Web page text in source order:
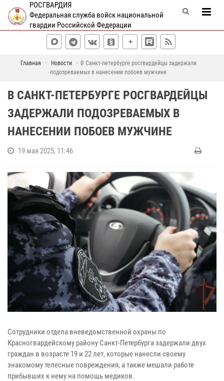
РОСГВАРДИЯ
Федеральная служба войск национальной
гвардии Российской Федерации
Главная Новости
В Санкт-петербурге росгвардейцы задержали
подозреваемых в нанесении побоев мужчине
В САНКТ-ПЕТЕРБУРГЕ РОСГВАРДЕЙЦЫ
ЗАДЕРЖАЛИ ПОДОЗРЕВАЕМЫХ В
НАНЕСЕНИИ ПОБОЕВ МУЖЧИНЕ
19 мая 2025, 11:46
Сотрудники отдела вневедомственной охраны по
Красногвардейскому району Санкт-Петербурга задержали двух
граждан в возрасте 19 и 22 лет, которые нанесли своему
знакомому телесные повреждения, а также мешали работе
прибывших к нему на помощь медиков.